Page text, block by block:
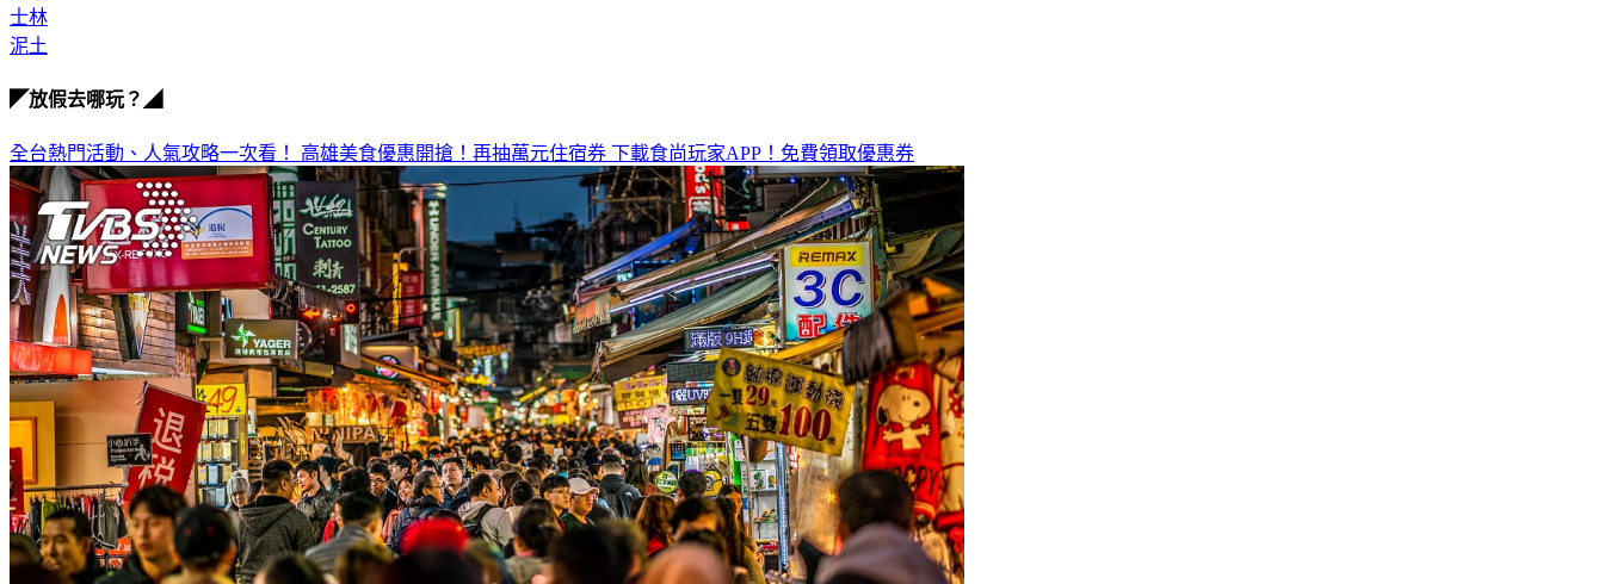
士林
泥土
◤放假去哪玩？◢
全台熱門活動、人氣攻略一次看！ 高雄美食優惠開搶！再抽萬元住宿券 下載食尚玩家APP！免費領取優惠券